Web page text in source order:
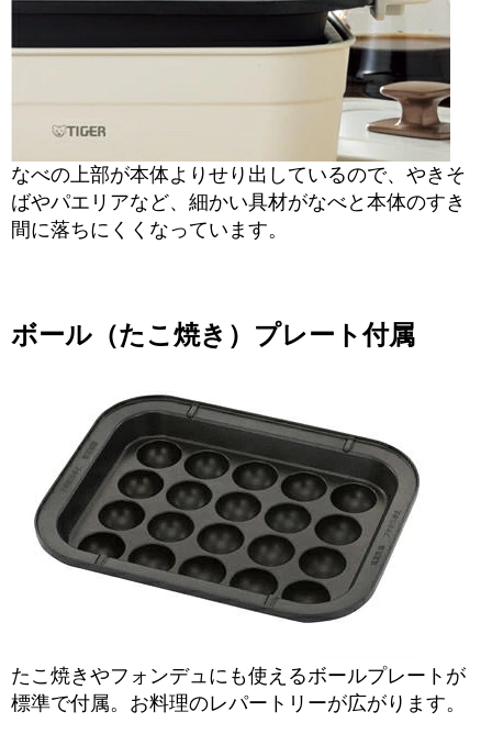
なべの上部が本体よりせり出しているので、やきそ
ばやパエリアなど、細かい具材がなべと本体のすき
間に落ちにくくなっています。
ボール（たこ焼き）プレート付属
たこ焼きやフォンデュにも使えるボールプレートが
標準で付属。お料理のレパートリーが広がります。